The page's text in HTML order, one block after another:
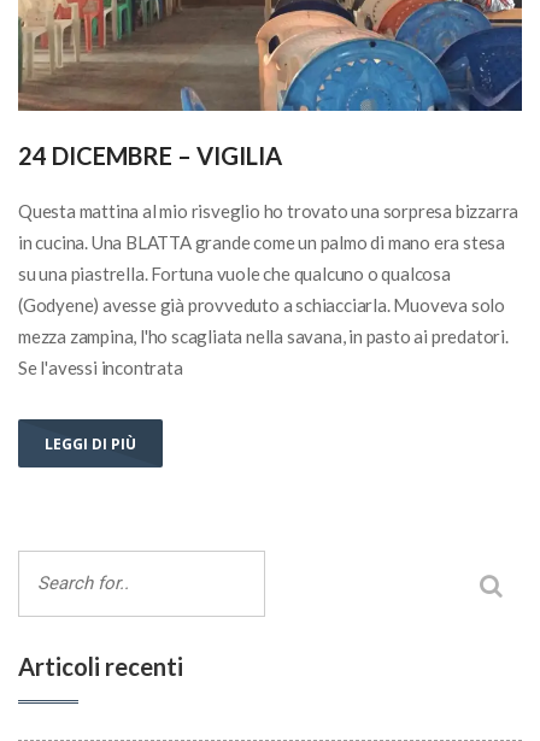
24 DICEMBRE – VIGILIA
Questa mattina al mio risveglio ho trovato una sorpresa bizzarra
in cucina. Una BLATTA grande come un palmo di mano era stesa
su una piastrella. Fortuna vuole che qualcuno o qualcosa
(Godyene) avesse già provveduto a schiacciarla. Muoveva solo
mezza zampina, l'ho scagliata nella savana, in pasto ai predatori.
Se l'avessi incontrata
LEGGI DI PIÙ
Articoli recenti